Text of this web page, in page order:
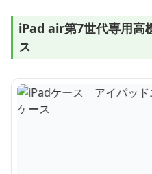
iPad air第7世代専用高
ス